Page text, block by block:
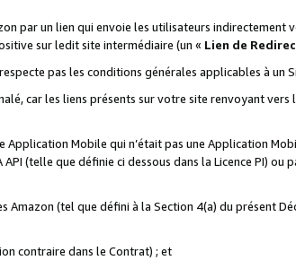
par un lien qui envoie les utilisateurs indirectement
sur ledit site intermédiaire (un « Lien de
pas les conditions générales applicables à un
car les liens présents sur votre site renvoyant vers
Application Mobile qui n’était pas une Application
(telle que définie ci dessous dans la Licence PI)
(tel que défini à la Section 4(a) du présent
contraire dans le Contrat) ; et